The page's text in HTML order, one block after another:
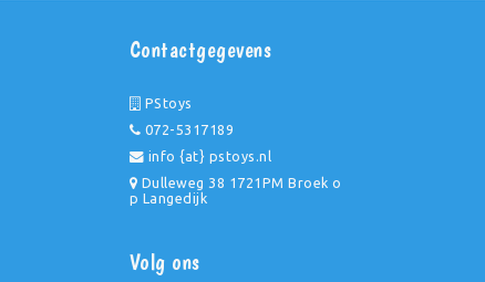
Contactgegevens
PStoys
072-5317189
info {at} pstoys.nl
Dulleweg 38 1721PM Broek o
p Langedijk
Volg ons